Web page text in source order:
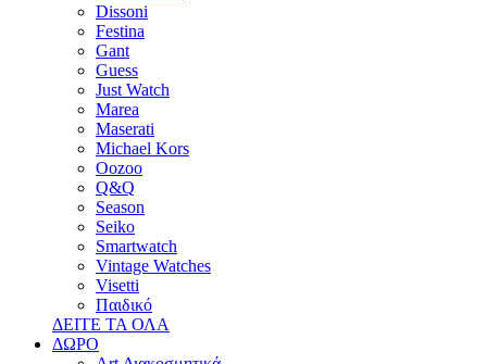
Dissoni
Festina
Gant
Guess
Just Watch
Marea
Maserati
Michael Kors
Oozoo
Q&Q
Season
Seiko
Smartwatch
Vintage Watches
Visetti
Παιδικό
ΔΕΙΤΕ ΤΑ ΟΛΑ
ΔΩΡΟ